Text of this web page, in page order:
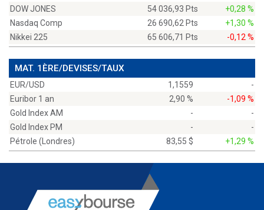
DOW JONES
54 036,93 Pts
+0,28 %
Nasdaq Comp
26 690,62 Pts
+1,30 %
Nikkei 225
65 606,71 Pts -0,12 %
MAT. 1ÈRE/DEVISES/TAUX
EUR/USD 1,1559
-
Euribor 1 an
2,90 %
-1,09 %
Gold Index AM
-
-
Gold Index PM
-
-
Pétrole (Londres)
83,55 $ +1,29 %